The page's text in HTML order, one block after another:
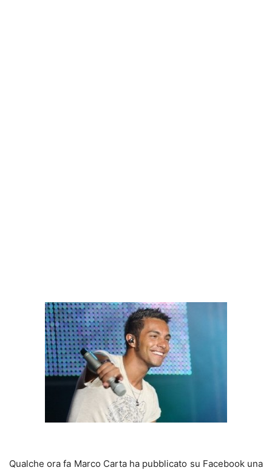
Qualche ora fa Marco Carta ha pubblicato su Facebook una